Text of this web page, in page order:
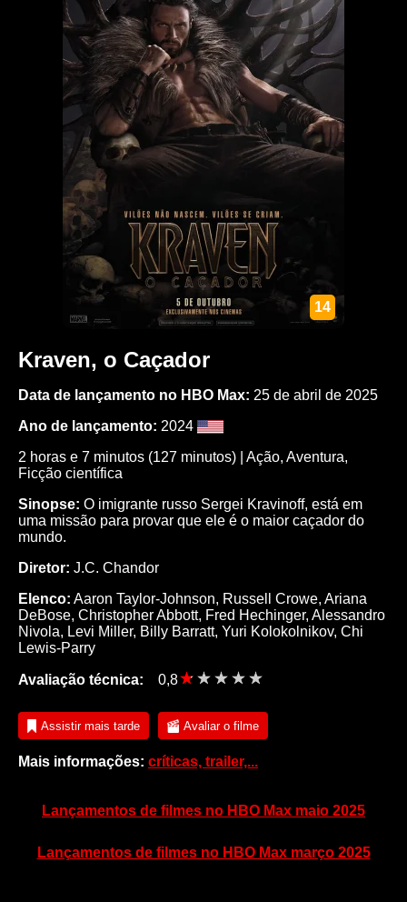
14
Kraven, o Caçador
Data de lançamento no HBO Max: 25 de abril de 2025
Ano de lançamento: 2024
2 horas e 7 minutos (127 minutos) | Ação, Aventura,
Ficção científica
Sinopse: O imigrante russo Sergei Kravinoff, está em
uma missão para provar que ele é o maior caçador do
mundo.
Diretor: J.C. Chandor
Elenco: Aaron Taylor-Johnson, Russell Crowe, Ariana
DeBose, Christopher Abbott, Fred Hechinger, Alessandro
Nivola, Levi Miller, Billy Barratt, Yuri Kolokolnikov, Chi
Lewis-Parry
Avaliação técnica: 0,8
Assistir mais tarde Avaliar o filme
Mais informações: críticas, trailer,...
Lançamentos de filmes no HBO Max maio 2025
Lançamentos de filmes no HBO Max março 2025